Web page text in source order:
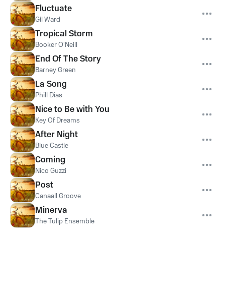
Fluctuate
Gil Ward
Tropical Storm
Booker O'Neill
End Of The Story
Barney Green
La Song
Phill Dias
Nice to Be with You
Key Of Dreams
After Night
Blue Castle
Coming
Nico Guzzi
Post
Canaall Groove
Minerva
The Tulip Ensemble